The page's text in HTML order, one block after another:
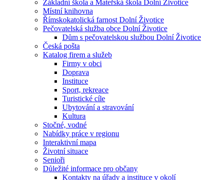
Základní škola a Mateřská škola Dolní Životice
Místní knihovna
Římskokatolická farnost Dolní Životice
Pečovatelská služba obce Dolní Životice
Dům s pečovatelskou službou Dolní Životice
Česká pošta
Katalog firem a služeb
Firmy v obci
Doprava
Instituce
Sport, rekreace
Turistické cíle
Ubytování a stravování
Kultura
Stočné, vodné
Nabídky práce v regionu
Interaktivní mapa
Životní situace
Senioři
Důležité informace pro občany
Kontakty na úřady a instituce v okolí